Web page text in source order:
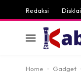
Redaksi
Home - Gadget